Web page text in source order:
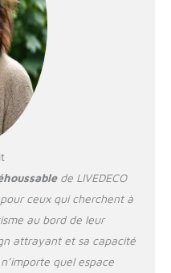
l'évacuation de l'eau,
pour un séchage
rapide et durable,
même en milieu
humide.
Produit conçu et
vendu par une
entreprise française :
pouf conçu et vendu
par une entreprise
française, assurant
qualité et de sécurité
strictes. Commande
de LIVEDECO
ceux qui cherchent à
au bord de leur
attrayant et sa capacité
quel espace